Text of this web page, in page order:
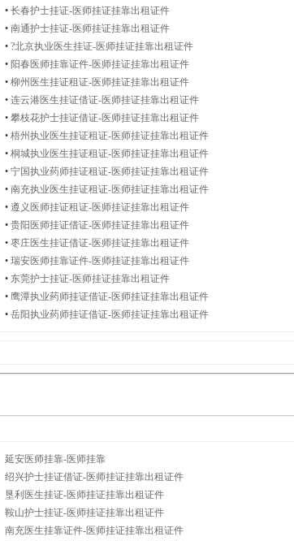
• 长春护士挂证-医师挂证挂靠出租证件
• 南通护士挂证-医师挂证挂靠出租证件
• ?北京执业医生挂证-医师挂证挂靠出租证件
• 阳春医师挂靠证件-医师挂证挂靠出租证件
• 柳州医生挂证租证-医师挂证挂靠出租证件
• 连云港医生挂证借证-医师挂证挂靠出租证件
• 攀枝花护士挂证借证-医师挂证挂靠出租证件
• 梧州执业医生挂证租证-医师挂证挂靠出租证件
• 桐城执业医生挂证租证-医师挂证挂靠出租证件
• 宁国执业药师挂证租证-医师挂证挂靠出租证件
• 南充执业医生挂证租证-医师挂证挂靠出租证件
• 遵义医师挂证租证-医师挂证挂靠出租证件
• 贵阳医师挂证借证-医师挂证挂靠出租证件
• 枣庄医生挂证借证-医师挂证挂靠出租证件
• 瑞安医师挂靠证件-医师挂证挂靠出租证件
• 东莞护士挂证-医师挂证挂靠出租证件
• 鹰潭执业药师挂证借证-医师挂证挂靠出租证件
• 岳阳执业药师挂证借证-医师挂证挂靠出租证件
延安医师挂靠-医师挂靠
绍兴护士挂证借证-医师挂证挂靠出租证件
垦利医生挂证-医师挂证挂靠出租证件
鞍山护士挂证-医师挂证挂靠出租证件
南充医生挂靠证件-医师挂证挂靠出租证件